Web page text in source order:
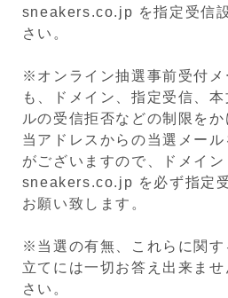
sneakers.co.jp を指定受信
さい。
※オンライン抽選事前受付メ
も、ドメイン、指定受信、
ルの受信拒否などの制限をか
当アドレスからの当選メー
がございますので、ドメイ
sneakers.co.jp を必ず指定
お願い致します。
※当選の有無、これらに関す
立てには一切お答え出来ま
さい。